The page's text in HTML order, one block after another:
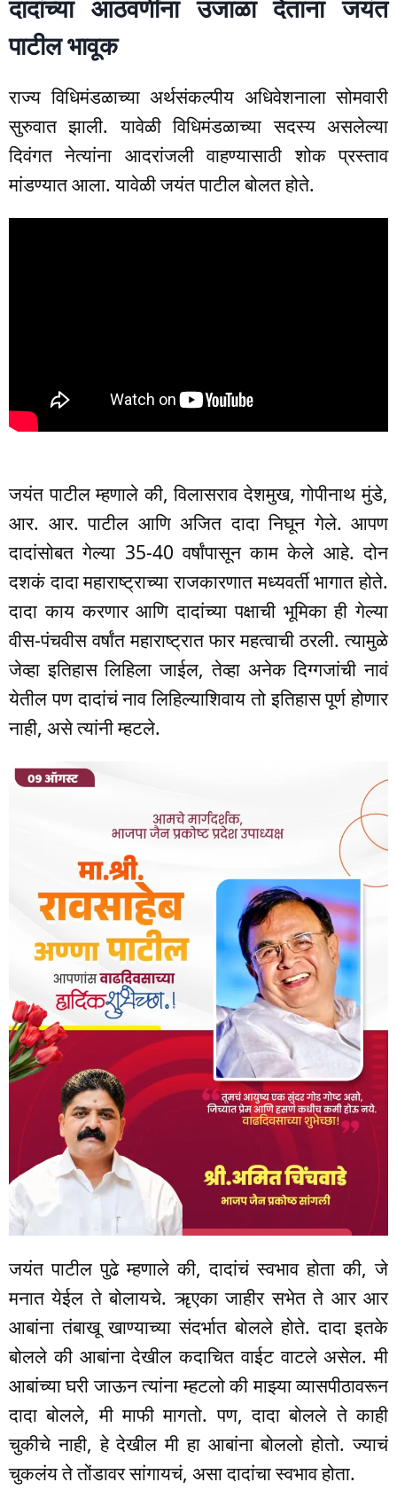
दादांच्या आठवणींना उजाळा देताना जयंत
पाटील भावूक
राज्य विधिमंडळाच्या अर्थसंकल्पीय अधिवेशनाला सोमवारी
सुरुवात झाली. यावेळी विधिमंडळाच्या सदस्य असलेल्या
दिवंगत नेत्यांना आदरांजली वाहण्यासाठी शोक प्रस्ताव
मांडण्यात आला. यावेळी जयंत पाटील बोलत होते.
जयंत पाटील म्हणाले की, विलासराव देशमुख, गोपीनाथ मुंडे,
आर. आर. पाटील आणि अजित दादा निघून गेले. आपण
दादांसोबत गेल्या 35-40 वर्षांपासून काम केले आहे. दोन
दशकं दादा महाराष्ट्राच्या राजकारणात मध्यवर्ती भागात होते.
दादा काय करणार आणि दादांच्या पक्षाची भूमिका ही गेल्या
वीस-पंचवीस वर्षांत महाराष्ट्रात फार महत्वाची ठरली. त्यामुळे
जेव्हा इतिहास लिहिला जाईल, तेव्हा अनेक दिग्गजांची नावं
येतील पण दादांचं नाव लिहिल्याशिवाय तो इतिहास पूर्ण होणार
नाही, असे त्यांनी म्हटले.
जयंत पाटील पुढे म्हणाले की, दादांचं स्वभाव होता की, जे
मनात येईल ते बोलायचे. ॠएका जाहीर सभेत ते आर आर
आबांना तंबाखू खाण्याच्या संदर्भात बोलले होते. दादा इतके
बोलले की आबांना देखील कदाचित वाईट वाटले असेल. मी
आबांच्या घरी जाऊन त्यांना म्हटलो की माझ्या व्यासपीठावरून
दादा बोलले, मी माफी मागतो. पण, दादा बोलले ते काही
चुकीचे नाही, हे देखील मी हा आबांना बोललो होतो. ज्याचं
चुकलंय ते तोंडावर सांगायचं, असा दादांचा स्वभाव होता.